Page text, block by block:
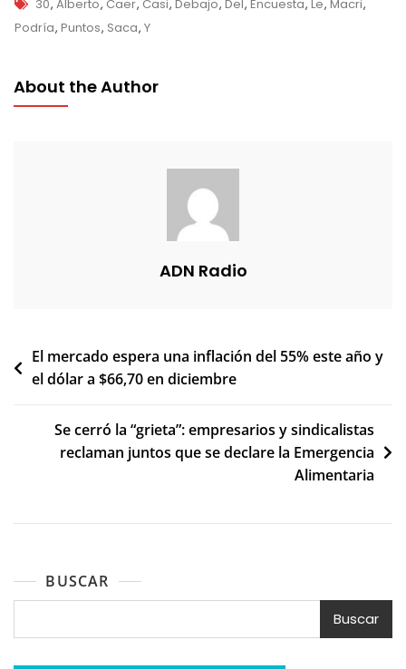
30, Alberto, Caer, Casi, Debajo, Del , Encuesta, Le, Macri,
Podría, Puntos, Saca, Y
About the Author
ADN Radio
Navegación
de
El mercado espera una inflación del 55% este año y
el dólar a $66,70 en diciembre
Se cerró la “grieta”: empresarios y sindicalistas
reclaman juntos que se declare la Emergencia
Alimentaria
BUSCAR
Buscar